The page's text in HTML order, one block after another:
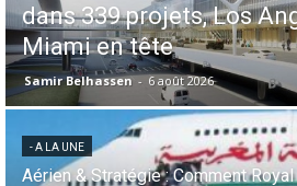
comment la
les opérations en plein
Samir Belhassen - 24 juillet 2026
- A LA UNE